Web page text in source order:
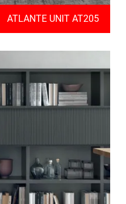
ATLANTE UNIT AT205